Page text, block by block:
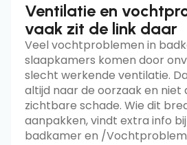
Ventilatie en
vaak zit de link daar
Veel vochtproblemen in
slaapkamers komen door
slecht werkende ventilatie.
altijd naar de oorzaak en niet
zichtbare schade. Wie dit
aanpakken, vindt extra info bij
badkameren /